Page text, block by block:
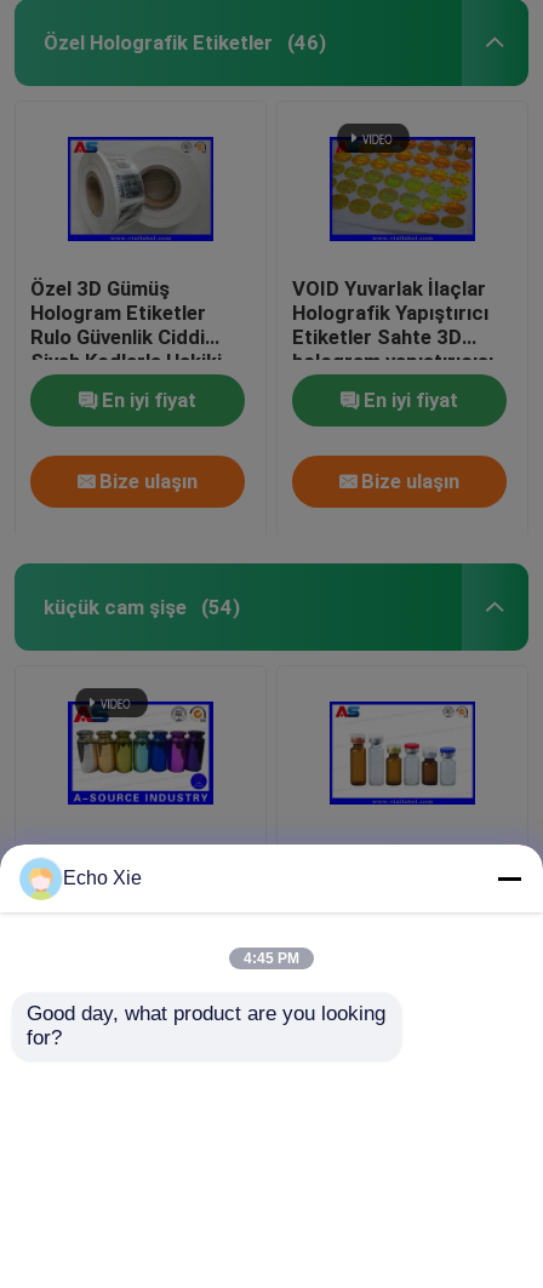
Özel Holografik Etiketler (46)
Özel 3D Gümüş
Hologram Etiketler
Rulo Güvenlik Ciddi
Siyah Kodlarla Hakiki
holografik güvenlik
etiketleriEn iyi fiyat
Bize ulaşın
VOID Yuvarlak İlaçlar
Holografik Yapıştırıcı
Etiketler Sahte 3D
hologram yapıştırıcısı
En iyi fiyat
Bize ulaşın
küçük cam şişe (54)
Renkli Küçük Cam
şişeler Şişeler
Kabartma, 10ml Cam
Eczane Yağları ve
Echo Xie
4:45 PM
Good day, what product are you looking
for?